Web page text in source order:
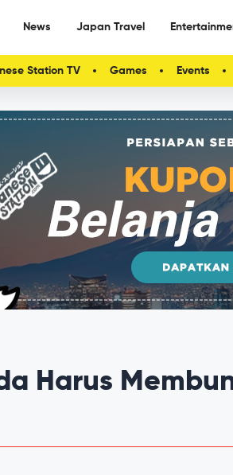
News Japan Travel
Station TV Games Events
Harus